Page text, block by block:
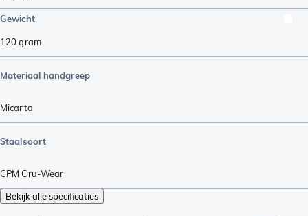
Gewicht
120gram
Materiaal handgreep
Micarta
Staalsoort
CPM Cru-Wear
Bekijk alle specificaties